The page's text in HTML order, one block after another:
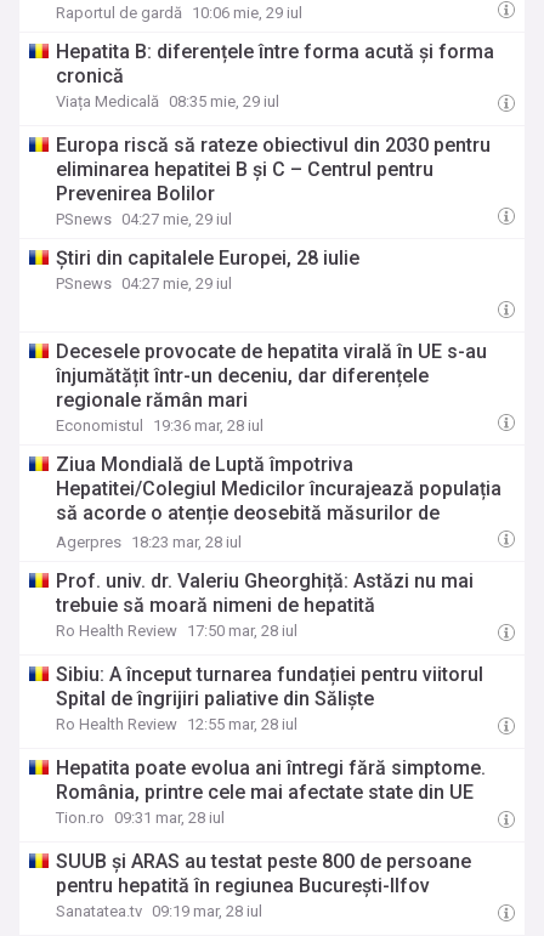
Raportul de gardă 10:06 mie, 29 iul
Hepatita B: diferențele între forma acută și forma
cronică
Viața Medicală 08:35 mie, 29 iul
Europa riscă să rateze obiectivul din 2030 pentru
eliminarea hepatitei B și C – Centrul pentru
Prevenirea Bolilor
PSnews 04:27 mie, 29 iul
Știri din capitalele Europei, 28 iulie
PSnews 04:27 mie, 29 iul
Decesele provocate de hepatita virală în UE s-au
înjumătățit într-un deceniu, dar diferențele
regionale rămân mari
Economistul 19:36 mar, 28 iul
Ziua Mondială de Luptă împotriva
Hepatitei/Colegiul Medicilor încurajează populația
să acorde o atenție deosebită măsurilor de
prevenție
Agerpres 18:23 mar, 28 iul
Prof. univ. dr. Valeriu Gheorghiță: Astăzi nu mai
trebuie să moară nimeni de hepatită
Ro Health Review 17:50 mar, 28 iul
Sibiu: A început turnarea fundației pentru viitorul
Spital de îngrijiri paliative din Săliște
Ro Health Review 12:55 mar, 28 iul
Hepatita poate evolua ani întregi fără simptome.
România, printre cele mai afectate state din UE
Tion.ro 09:31 mar, 28 iul
SUUB și ARAS au testat peste 800 de persoane
pentru hepatită în regiunea București-Ilfov
Sanatatea.tv 09:19 mar, 28 iul